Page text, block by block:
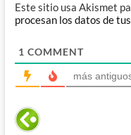
Este sitio usa Akismet
procesan los datos de
1 COMMENT
más